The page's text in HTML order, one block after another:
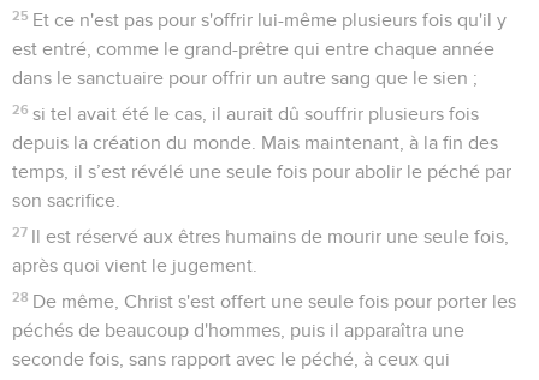
25 Et ce n'est pas pour s'offrir lui-même plusieurs fois qu'il y
est entré, comme le grand-prêtre qui entre chaque année
dans le sanctuaire pour offrir un autre sang que le sien ;
26 si tel avait été le cas, il aurait dû souffrir plusieurs fois
depuis la création du monde. Mais maintenant, à la fin des
temps, il s’est révélé une seule fois pour abolir le péché par
son sacrifice.
27 Il est réservé aux êtres humains de mourir une seule fois,
après quoi vient le jugement.
28 De même, Christ s'est offert une seule fois pour porter les
péchés de beaucoup d'hommes, puis il apparaîtra une
seconde fois, sans rapport avec le péché, à ceux qui